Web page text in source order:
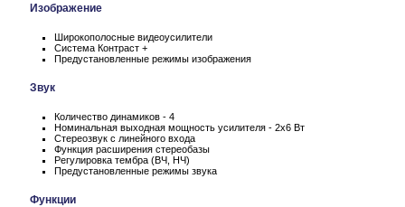
Изображение
Широкополосные видеоусилители
Система Контраст +
Предустановленные режимы изображения
Звук
Количество динамиков - 4
Номинальная выходная мощность усилителя - 2х6 Вт
Стереозвук с линейного входа
Функция расширения стереобазы
Регулировка тембра (ВЧ, НЧ)
Предустановленные режимы звука
Функции